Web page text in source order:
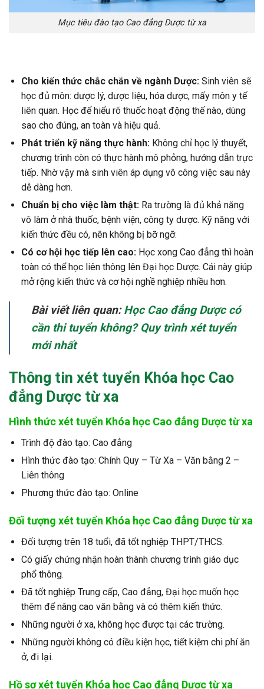
Mục tiêu đào tạo Cao đẳng Dược từ xa
Cho kiến thức chắc chắn về ngành Dược: Sinh viên sẽ
học đủ môn: dược lý, dược liệu, hóa dược, mấy môn y tế
liên quan. Học để hiểu rõ thuốc hoạt động thế nào, dùng
sao cho đúng, an toàn và hiệu quả.
Phát triển kỹ năng thực hành: Không chỉ học lý thuyết,
chương trình còn có thực hành mô phỏng, hướng dẫn trực
tiếp. Nhờ vậy mà sinh viên áp dụng vô công việc sau này
dễ dàng hơn.
Chuẩn bị cho việc làm thật: Ra trường là đủ khả năng
vô làm ở nhà thuốc, bệnh viện, công ty dược. Kỹ năng với
kiến thức đều có, nên không bị bỡ ngỡ.
Có cơ hội học tiếp lên cao: Học xong Cao đẳng thì hoàn
toàn có thể học liên thông lên Đại học Dược. Cái này giúp
mở rộng kiến thức và cơ hội nghề nghiệp nhiều hơn.
Bài viết liên quan:Học Cao đẳng Dược có
cần thi tuyển không? Quy trình xét tuyển
mới nhất
Thông tin xét tuyển Khóa học Cao
đẳng Dược từ xa
Hình thức xét tuyển Khóa học Cao đẳng Dược từ xa
Trình độ đào tạo: Cao đẳng
Hình thức đào tạo: Chính Quy – Từ Xa – Văn bằng 2 –
Liên thông
Phương thức đào tạo: Online
Đối tượng xét tuyển Khóa học Cao đẳng Dược từ xa
Đối tượng trên 18 tuổi, đã tốt nghiệp THPT/THCS.
Có giấy chứng nhận hoàn thành chương trình giáo dục
phổ thông.
Đã tốt nghiệp Trung cấp, Cao đẳng, Đại học muốn học
thêm để nâng cao văn bằng và có thêm kiến thức.
Những người ở xa, không học được tại các trường.
Những người không có điều kiện học, tiết kiệm chi phí ăn
ở, đi lại.
Hồ sơ xét tuyển Khóa học Cao đẳng Dược từ xa